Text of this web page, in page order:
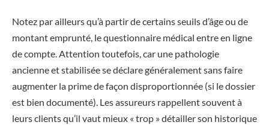
Notez par ailleurs qu’à partir de certains seuils d’âge ou de
montant emprunté, le questionnaire médical entre en ligne
de compte. Attention toutefois, car une pathologie
ancienne et stabilisée se déclare généralement sans faire
augmenter la prime de façon disproportionnée (si le dossier
est bien documenté). Les assureurs rappellent souvent à
leurs clients qu’il vaut mieux « trop » détailler son historique